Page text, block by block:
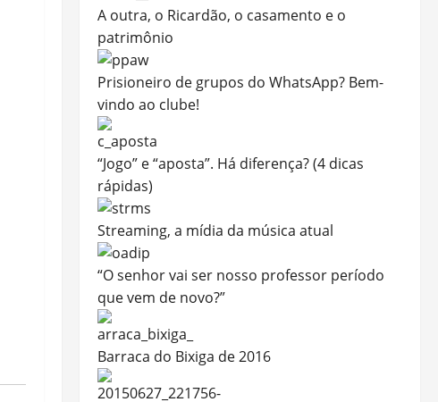
A outra, o Ricardão, o casamento e o
patrimônio
Prisioneiro de grupos do WhatsApp? Bem-
vindo ao clube!
“Jogo” e “aposta”. Há diferença? (4 dicas
rápidas)
Streaming, a mídia da música atual
“O senhor vai ser nosso professor período
que vem de novo?”
Barraca do Bixiga de 2016